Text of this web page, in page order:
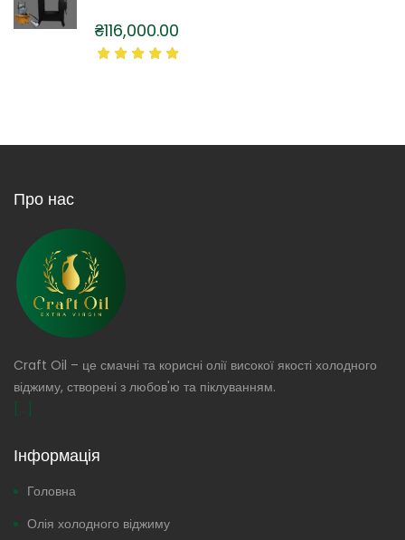
₴116,000.00
Про нас
Craft Oil – це смачні та корисні олії високої якості холодного
віджиму, створені з любов'ю та піклуванням.
[...]
Інформація
Головна
Олія холодного віджиму